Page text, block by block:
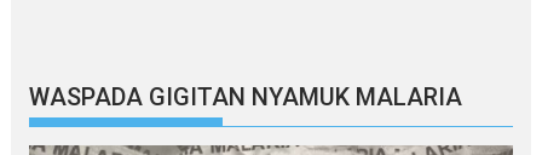
WASPADA GIGITAN NYAMUK MALARIA